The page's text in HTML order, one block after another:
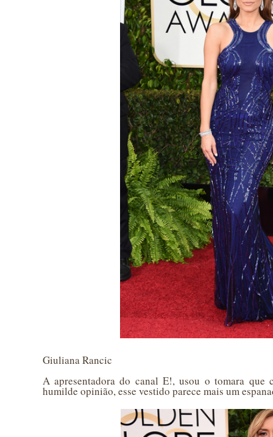
Giuliana Rancic
A apresentadora do canal E!, usou o tomara
humilde opinião, esse vestido parece mais um